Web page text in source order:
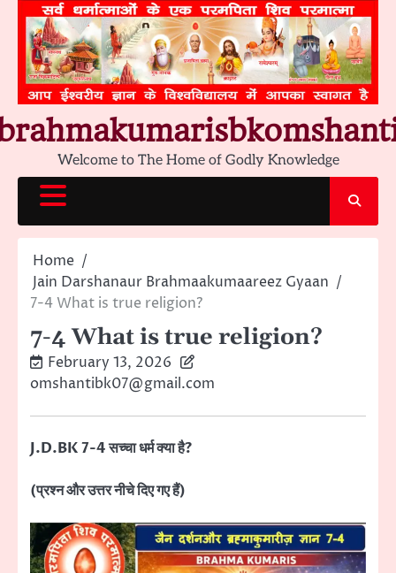
content
Welcome to The Home of Godly Knowledge
Home
Jain Darshanaur Brahmaakumaareez Gyaan
7-4 What is true religion?
7-4 What is true religion?
February 13, 2026
omshantibk07@gmail.com
J.D.BK 7-4 सच्चा धर्म क्या है?
(प्रश्न और उत्तर नीचे दिए गए हैं)